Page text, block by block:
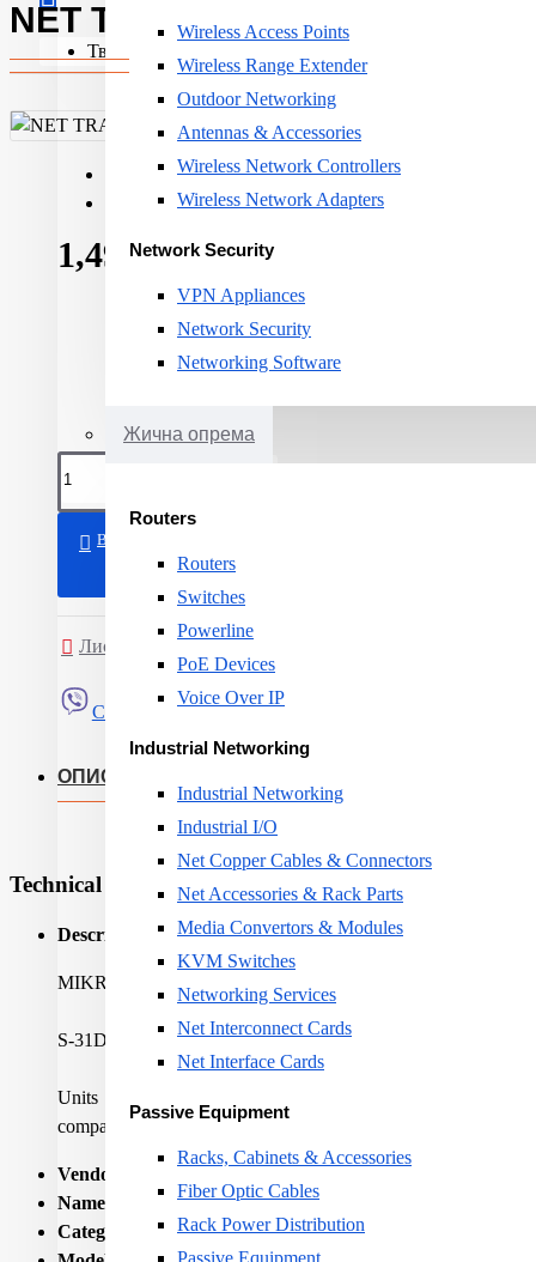
Твојата кошничка е празна!
Wireless Access Points
Wireless Range Extender
Outdoor Networking
Antennas & Accessories
Wireless Network Controllers
Wireless Network Adapters
Network Security
VPN Appliances
Network Security
Networking Software
Жична опрема
Routers
Routers
Switches
Powerline
PoE Devices
Voice Over IP
Industrial Networking
Industrial Networking
Industrial I/O
Net Copper Cables & Connectors
Net Accessories & Rack Parts
Media Convertors & Modules
KVM Switches
Networking Services
Net Interconnect Cards
Net Interface Cards
Passive Equipment
Racks, Cabinets & Accessories
Fiber Optic Cables
Rack Power Distribution
Passive Equipment
NET TRANSCEIVER SFP/S-
Data transmission speed:1.25
Cable distance:20km
1,490ден.
ВО КОШНИЧКА
Листа на желби Спореди
Сподели
ОПИС
Technical Specifications
Description:
MIKROTIK S-31DLC20D
S-31DLC20D is a 1.25G SFP transceiver with a 1310nm
Units are tested and compatible with
compatible with non-MikroTik SFP devices as well.
Vendor Homepage:
Name:
NET TRANSCEIVER SFP/S-31DLC20D MIKROTIK
Category Code:MCO